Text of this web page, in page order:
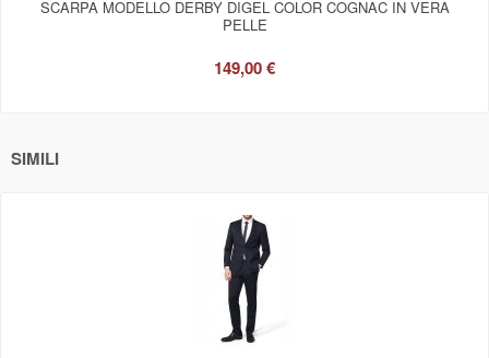
SCARPA MODELLO DERBY DIGEL COLOR COGNAC IN VERA
PELLE
149,00 €
SIMILI